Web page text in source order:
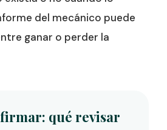
del mecánico puede
ganar o perder la
firmar: qué revisar